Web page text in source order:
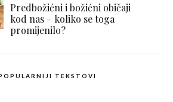
Predbožićni i božićni običaji
kod nas – koliko se toga
promijenilo?
TEKSTOVI